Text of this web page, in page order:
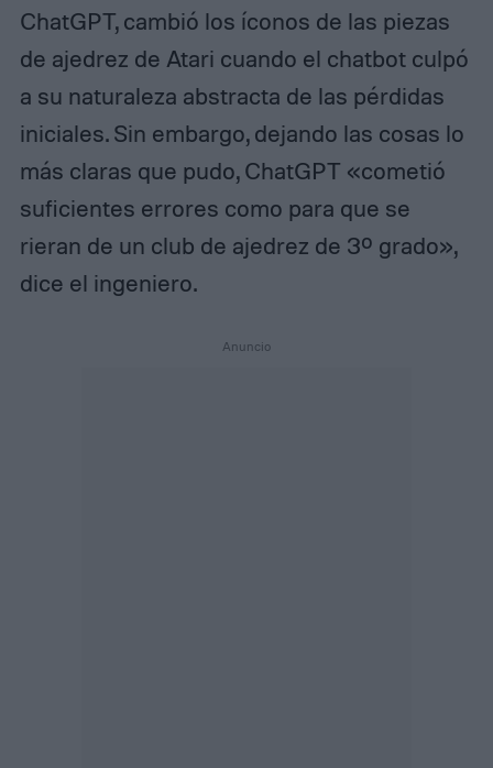
ChatGPT, cambió los íconos de las piezas
de ajedrez de Atari cuando el chatbot culpó
a su naturaleza abstracta de las pérdidas
iniciales. Sin embargo, dejando las cosas lo
más claras que pudo, ChatGPT «cometió
suficientes errores como para que se
rieran de un club de ajedrez de 3º grado»,
dice el ingeniero.